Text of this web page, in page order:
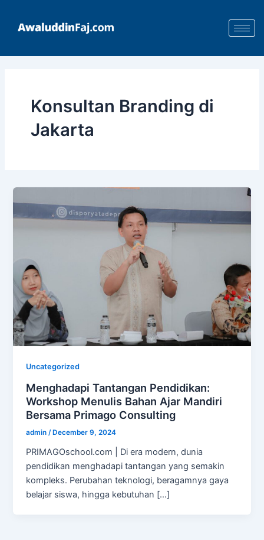
content
Konsultan Branding di
Jakarta
Uncategorized
Menghadapi Tantangan Pendidikan:
Workshop Menulis Bahan Ajar Mandiri
Bersama Primago Consulting
admin/ December 9, 2024
PRIMAGOschool.com | Di era modern, dunia
pendidikan menghadapi tantangan yang semakin
kompleks. Perubahan teknologi, beragamnya gaya
belajar siswa, hingga kebutuhan […]